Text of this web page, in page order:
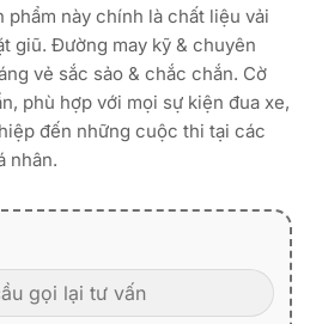
này chính là chất liệu vải
giũ. Đường may kỹ & chuyên
vẻ sắc sảo & chắc chắn. Cờ
phù hợp với mọi sự kiện đua xe,
đến những cuộc thi tại các
nhân.